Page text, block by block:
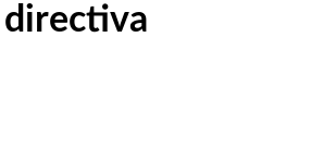
directiva